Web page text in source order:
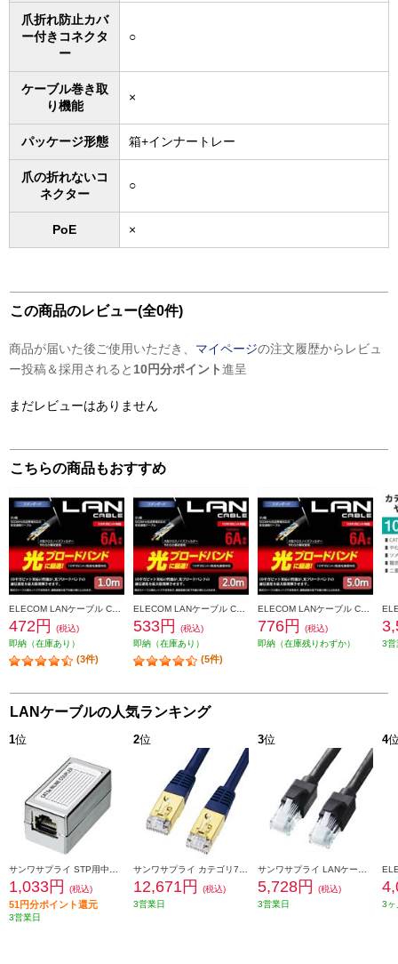
爪折れ防止カバ
ー付きコネクタ
ー
○
ケーブル巻き取
り機能
×
パッケージ形態 箱+インナートレー
爪の折れないコ
ネクター
○
PoE ×
この商品のレビュー(全0件)
商品が届いた後ご使用いただき、 マイページの注文履歴からレビュ
ー投稿＆採用されると 10円分ポイント進呈
まだレビューはありません
こちらの商品もおすすめ
472円
(税込)
即納（在庫あり）
(3件)
533円
(税込)
即納（在庫あり）
(5件)
776円
(税込)
即納（在庫残りわずか）
3営
LANケーブルの人気ランキング
1位
1,033円 (税込)
51円分ポイント還元
3営業日
2位
12,671円
(税込)
3営業日
3位
5,728円
(税込)
3営業日
4
3ヶ